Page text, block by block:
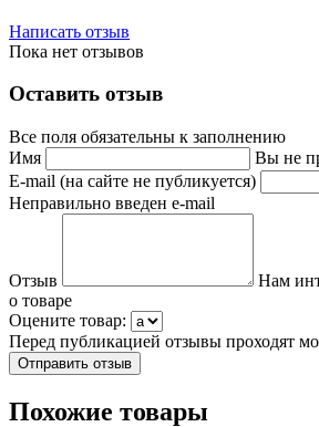
Написать отзыв
Пока нет отзывов
Оставить отзыв
Все поля обязательны к заполнению
Имя
Вы не
E-mail (на сайте не публикуется)
Неправильно введен e-mail
Отзыв
Нам
о товаре
Оцените товар:
Перед публикацией отзывы проходят
Похожие товары